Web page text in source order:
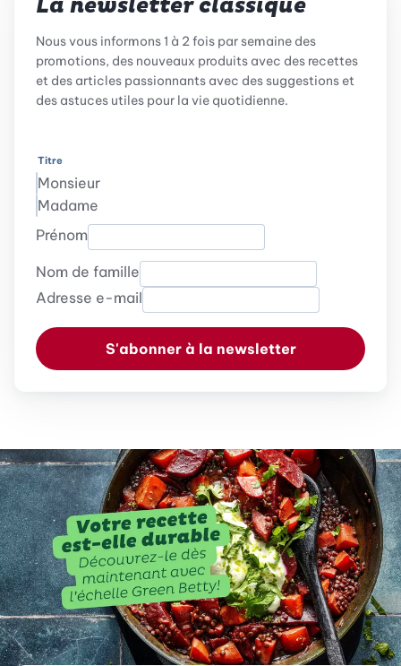
La newsletter classique
Nous vous informons 1 à 2 fois par semaine des
promotions, des nouveaux produits avec des recettes
et des articles passionnants avec des suggestions et
des astuces utiles pour la vie quotidienne.
Titre
Monsieur
Madame
Prénom
Nom de famille
Adresse e-mail
S'abonner à la newsletter